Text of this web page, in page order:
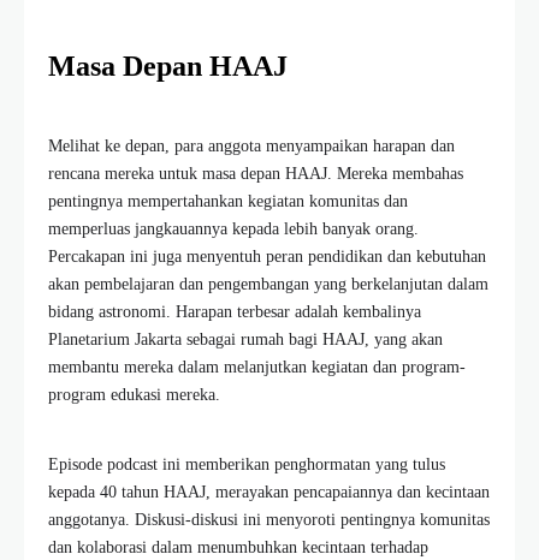
Masa Depan HAAJ
Melihat ke depan, para anggota menyampaikan harapan dan
rencana mereka untuk masa depan HAAJ. Mereka membahas
pentingnya mempertahankan kegiatan komunitas dan
memperluas jangkauannya kepada lebih banyak orang.
Percakapan ini juga menyentuh peran pendidikan dan kebutuhan
akan pembelajaran dan pengembangan yang berkelanjutan dalam
bidang astronomi. Harapan terbesar adalah kembalinya
Planetarium Jakarta sebagai rumah bagi HAAJ, yang akan
membantu mereka dalam melanjutkan kegiatan dan program-
program edukasi mereka.
Episode podcast ini memberikan penghormatan yang tulus
kepada 40 tahun HAAJ, merayakan pencapaiannya dan kecintaan
anggotanya. Diskusi-diskusi ini menyoroti pentingnya komunitas
dan kolaborasi dalam menumbuhkan kecintaan terhadap